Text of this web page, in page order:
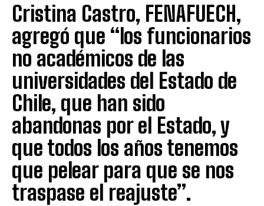
Cristina Castro, FENAFUECH,
agregó que “los funcionarios
no académicos de las
universidades del Estado de
Chile, que han sido
abandonas por el Estado, y
que todos los años tenemos
que pelear para que se nos
traspase el reajuste”.